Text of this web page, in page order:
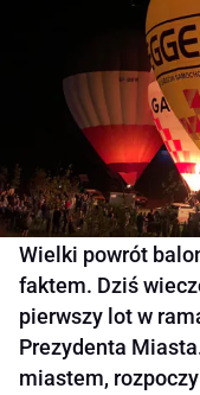
Wielki powrót
faktem. Dziś
pierwszy lot w
Prezydenta
miastem,